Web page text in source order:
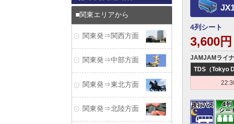
4列シート
3,600円
JAMJAMライ
TDS（Tokyo
関東エリアから
関東発⇒関西方面
関東発⇒中部方面
関東発⇒東北方面
関東発⇒北陸方面